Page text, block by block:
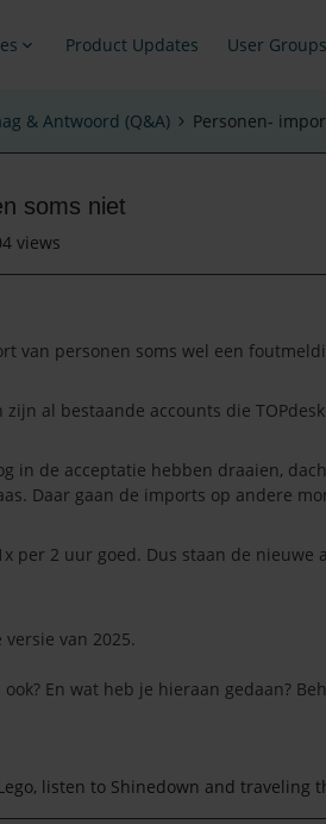
Product Updates User Groups
& Antwoord (Q&A) Personen-
soms niet
views
van personen soms wel een
al bestaande accounts die
in de acceptatie hebben draaien,
Daar gaan de imports op andere
per 2 uur goed. Dus staan de nieuwe
van 2025.
En wat heb je hieraan gedaan?
listen to Shinedown and traveling